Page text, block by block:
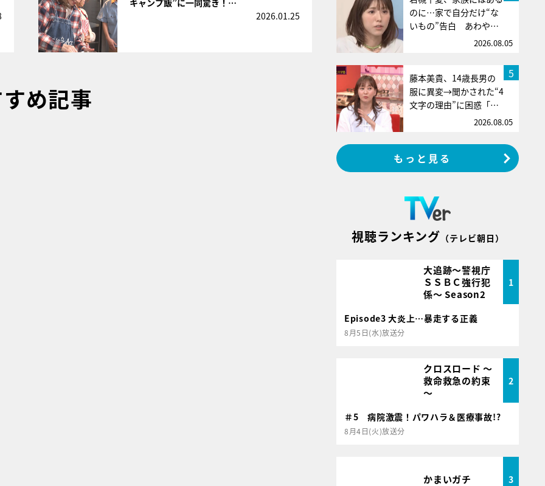
キャンプ飯”に一同驚き！…
2026.01.25
め記事
のに…家で自分だけ“な
いもの”告白 あわや…
2026.08.05
5
藤本美貴、14歳長男の
服に異変→聞かされた“4
文字の理由”に困惑「…
2026.08.05
もっと見る
視聴ランキング （テレビ朝日）
大追跡～警視庁
ＳＳＢＣ強行犯
係～ Season2
1
Episode3 大炎上…暴走する正義
8月5日(水)放送分
クロスロード ～
救命救急の約束
～
2
＃5 病院激震！パワハラ＆医療事故!?
8月4日(火)放送分
かまいガチ 3